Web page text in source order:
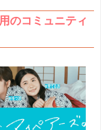
のコミュニティ